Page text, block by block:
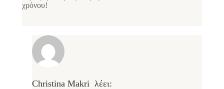
χρόνου!
Christina Makri λέει: